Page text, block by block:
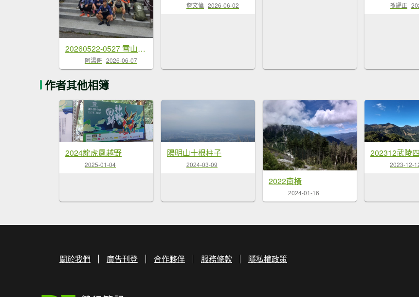
20260522-0527 雪山西稜逆行
阿湯哥 2026-06-07
詹文偉 2026-06-02 孫耀正
作者其他相簿
2024龍虎鳳越野
2025-01-04
陽明山十根柱子
2024-03-09
2022南橫
2024-01-16
202312武陵
2023-12-
關於我們 廣告刊登 合作夥伴 服務條款 隱私權政策